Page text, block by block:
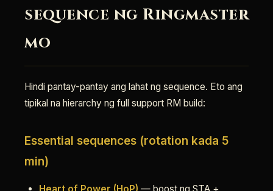
sequence ng Ringmaster
mo
Hindi pantay-pantay ang lahat ng sequence. Eto ang
tipikal na hierarchy ng full support RM build:
Essential sequences (rotation kada 5
min)